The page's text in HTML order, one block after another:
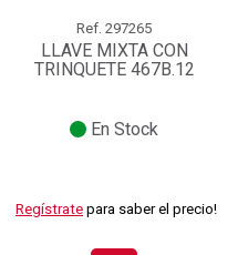
Ref. 297265
LLAVE MIXTA CON
TRINQUETE 467B.12
En Stock
Regístrate para saber el precio!